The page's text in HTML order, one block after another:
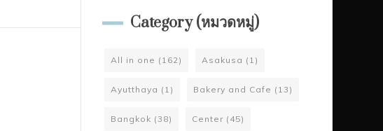
Category (หมวดหมู่)
All in one (162) Asakusa (1)
Ayutthaya (1) Bakery and Cafe (13)
Bangkok (38) Center(45)